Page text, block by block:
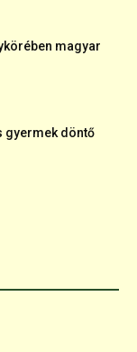
magyar
gyermek döntő